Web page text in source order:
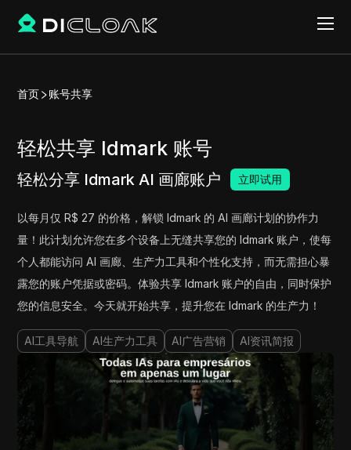
首页 账号共享
轻松共享 Idmark 账号
轻松分享 Idmark AI 画廊账户 立即试用
以每月仅 R$ 27 的价格，解锁 Idmark 的 AI 画廊计划的协作力
量！此计划允许您在多个设备上无缝共享您的 Idmark 账户，使每
个人都能访问 AI 画廊、生产力工具和个性化支持，而无需担心暴
露您的账户凭据或密码。体验共享 Idmark 账户的自由，同时保护
您的信息安全。今天就开始共享，提升您在 Idmark 的生产力！
AI工具导航 AI生产力工具 AI广告营销 AI资讯简报